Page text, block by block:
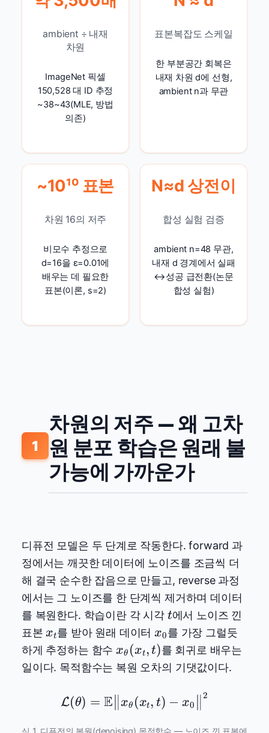
ambient ÷ 내재
차원
ImageNet 픽셀
150,528 대 ID 추정
~38~43(MLE, 방법
의존)
표본복잡도 스케일
한 부분공간 회복은
내재 차원 d에 선형,
ambient n과 무관
~10¹⁰ 표본
차원 16의 저주
비모수 추정으로
d=16을 ε=0.01에
배우는 데 필요한
표본(이론, s=2)
N≈d 상전이
합성 실험 검증
ambient n=48 무관,
내재 d 경계에서 실패
↔성공 급전환(논문
합성 실험)
1
차원의 저주 — 왜 고차
원 분포 학습은 원래 불
가능에 가까운가
디퓨전 모델은 두 단계로 작동한다. forward 과
정에서는 깨끗한 데이터에 노이즈를 조금씩 더
해 결국 순수한 잡음으로 만들고, reverse 과정
에서는 그 노이즈를 한 단계씩 제거하며 데이터
를 복원한다. 학습이란 각 시각 t
t에서 노이즈 낀
표본x_t
xt를 받아 원래 데이터x_0
x0를 가장 그럴듯
하게 추정하는 함수x_\theta(x_t,
t)
xθ (xt,t)를 회귀로 배우는
일이다. 목적함수는 복원 오차의 기댓값이다.
\mathcal{L}(\theta)
L(θ) = E xθ (xt, t) − x0
2